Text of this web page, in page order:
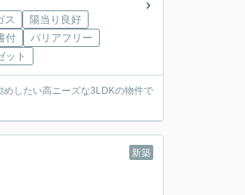
ス
陽当り良好
付
バリアフリー
ット
したい高ニーズな3LDKの物件で
新築